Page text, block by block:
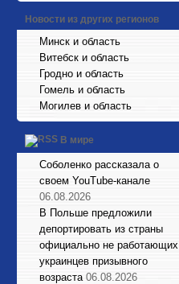
Новости из других регионов
Минск и область
Витебск и область
Гродно и область
Гомель и область
Могилев и область
В мире
Соболенко рассказала о
своем YouTube-канале
06.08.2026
В Польше предложили
депортировать из страны
официально не работающих
украинцев призывного
возраста 06.08.2026